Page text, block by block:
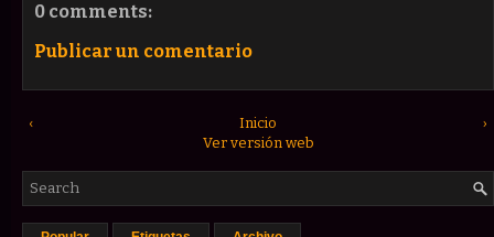
0 comments:
Publicar un comentario
‹ ›
Inicio
Ver versión web